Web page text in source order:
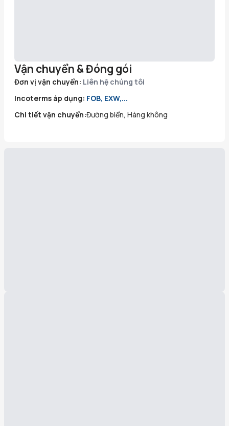
Vận chuyển & Đóng gói
Đơn vị vận chuyển: Liên hệ chúng tôi
Incoterms áp dụng: FOB, EXW,...
Chi tiết vận chuyển:Đường biển, Hàng không